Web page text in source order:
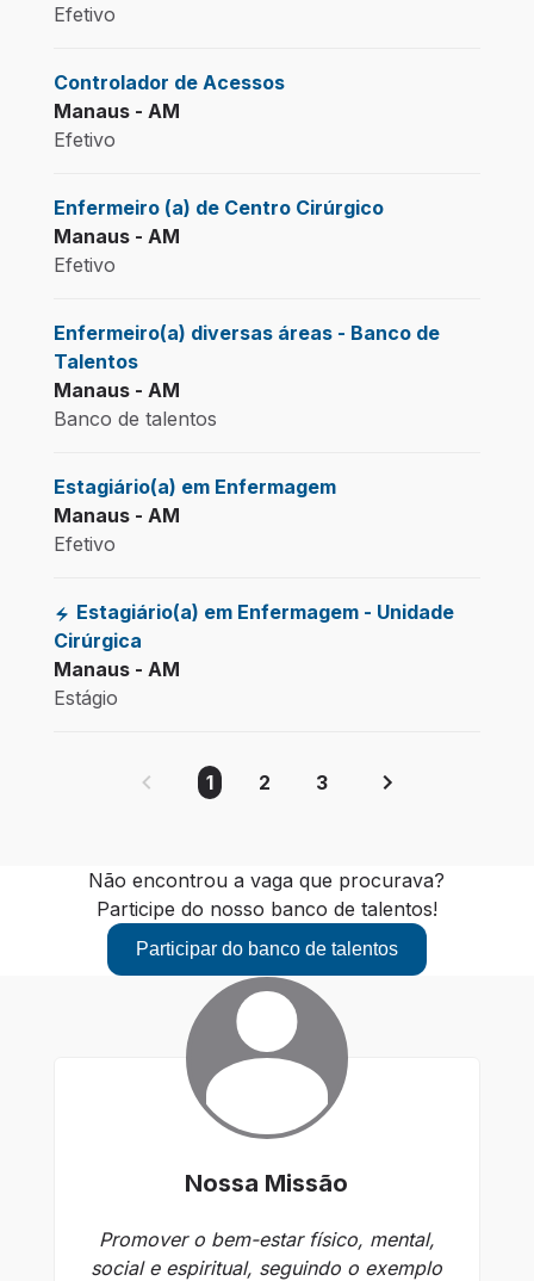
Efetivo
Controlador de Acessos
Manaus - AM
Efetivo
Enfermeiro (a) de Centro Cirúrgico
Manaus - AM
Efetivo
Enfermeiro(a) diversas áreas - Banco de
Talentos
Manaus - AM
Banco de talentos
Estagiário(a) em Enfermagem
Manaus - AM
Efetivo
Estagiário(a) em Enfermagem - Unidade
Cirúrgica
Manaus - AM
Estágio
1 2 3
Não encontrou a vaga que procurava?
Participe do nosso banco de talentos!
Participar do banco de talentos
Nossa Missão
Promover o bem-estar físico, mental,
social e espiritual, seguindo o exemplo